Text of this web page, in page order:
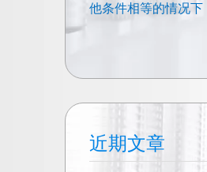
他条件相等的情况
近期文章